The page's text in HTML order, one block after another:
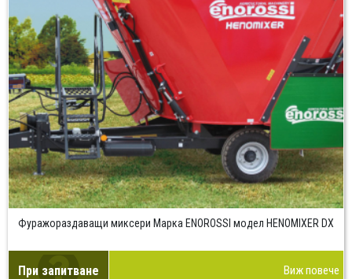
Фуражораздаващи миксери Марка ENOROSSI модел HENOMIXER DX
При запитване Виж повече